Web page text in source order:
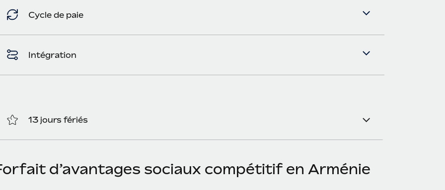
Cycle de paie
Intégration
13 jours fériés
d’avantages sociaux compétitif en Arménie